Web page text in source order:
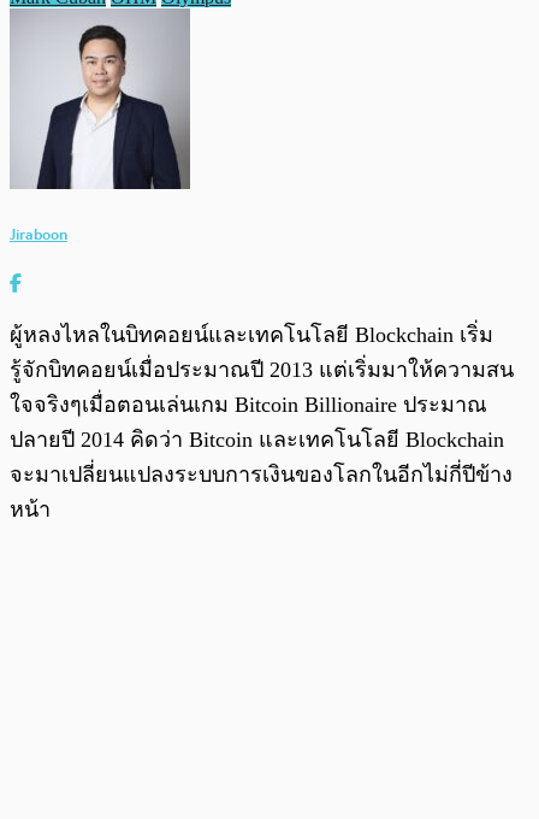
Jiraboon
ผู้หลงไหลในบิทคอยน์และเทคโนโลยี Blockchain เริ่ม
รู้จักบิทคอยน์เมื่อประมาณปี 2013 แต่เริ่มมาให้ความสน
ใจจริงๆเมื่อตอนเล่นเกม Bitcoin Billionaire ประมาณ
ปลายปี 2014 คิดว่า Bitcoin และเทคโนโลยี Blockchain
จะมาเปลี่ยนแปลงระบบการเงินของโลกในอีกไม่กี่ปีข้าง
หน้า